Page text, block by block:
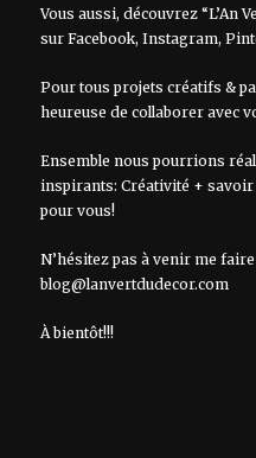
Vous aussi, découvrez “L’An
sur Facebook, Instagram,
Pour tous projets créatifs &
heureuse de collaborer avec
Ensemble nous pourrions
inspirants: Créativité +
pour vous!
N’hésitez pas à venir me
blog@lanvertdudecor.com
À bientôt!!!